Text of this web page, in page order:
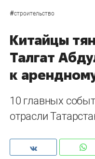
#строительство
Китайцы
Талгат
к
10 главных
отрасли